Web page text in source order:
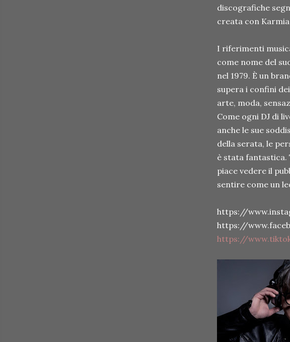
discografiche
creata con
I riferimenti
come nome del
nel 1979. È un
supera i confini
arte, moda,
Come ogni DJ di
anche le sue
della serata, le
è stata fantastica.
piace vedere il
sentire come un
https://
https://
https://